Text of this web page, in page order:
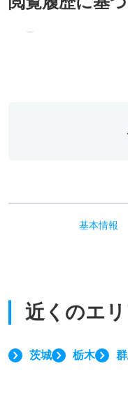
基本情報
近くのエ
茨城 栃木